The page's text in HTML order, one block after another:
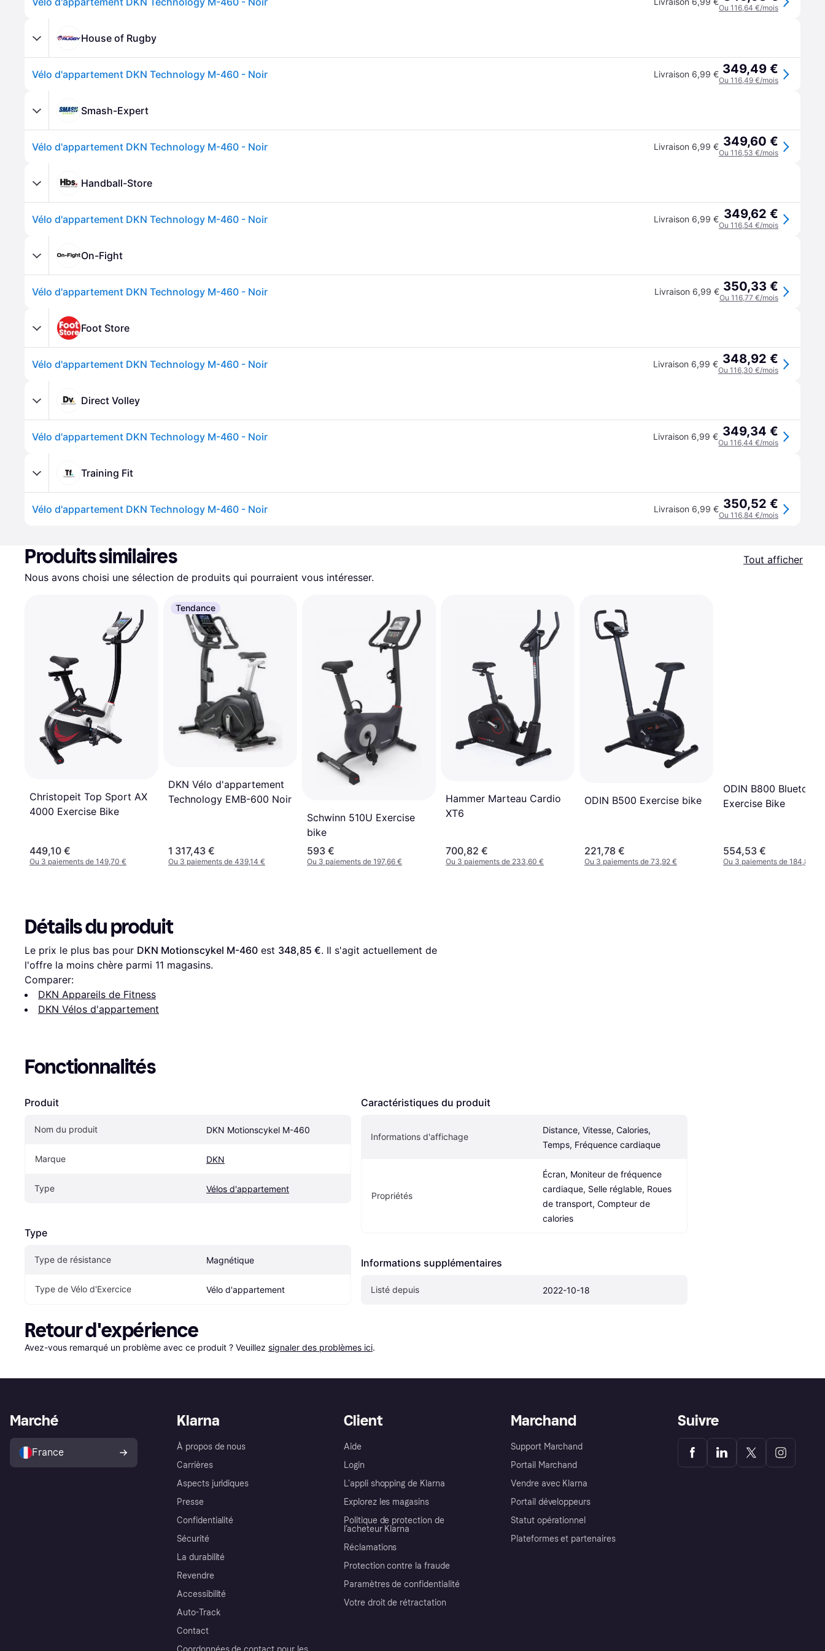
Ou 116,64 €/mois
House of Rugby
Vélo d'appartement DKN Technology M-460 - Noir Livraison 6,99 € 349,49 €
Ou 116,49 €/mois
Smash-Expert
Vélo d'appartement DKN Technology M-460 - Noir Livraison 6,99 € 349,60 €
Ou 116,53 €/mois
Handball-Store
Vélo d'appartement DKN Technology M-460 - Noir Livraison 6,99 € 349,62 €
Ou 116,54 €/mois
On-Fight
Vélo d'appartement DKN Technology M-460 - Noir Livraison 6,99 € 350,33 €
Ou 116,77 €/mois
Foot Store
Vélo d'appartement DKN Technology M-460 - Noir Livraison 6,99 € 348,92 €
Ou 116,30 €/mois
Direct Volley
Vélo d'appartement DKN Technology M-460 - Noir Livraison 6,99 € 349,34 €
Ou 116,44 €/mois
Training Fit
Vélo d'appartement DKN Technology M-460 - Noir Livraison 6,99 € 350,52 €
Ou 116,84 €/mois
Produits similaires
Tout afficher
Nous avons choisi une sélection de produits qui pourraient vous intéresser.
Christopeit Top Sport AX
4000 Exercise Bike
449,10 €
Ou 3 paiements de 149,70 €
Tendance
DKN Vélo d'appartement
Technology EMB-600 Noir
1 317,43 €
Ou 3 paiements de 439,14 €
Schwinn 510U Exercise
bike
593 €
Ou 3 paiements de 197,66 €
Hammer Marteau Cardio
XT6
700,82 €
Ou 3 paiements de 233,60 €
ODIN B500 Exercise bike
221,78 €
Ou 3 paiements de 73,92 €
ODIN B800 Bluetooth
Exercise Bike
554,53 €
Ou 3 paiements de 184,84 €
Détails du produit
Le prix le plus bas pour DKN Motionscykel M-460 est 348,85 €. Il s'agit actuellement de
l'offre la moins chère parmi 11 magasins.
Comparer:
DKN Appareils de Fitness
DKN Vélos d'appartement
Fonctionnalités
Produit
Nom du produit DKN Motionscykel M-460
Marque DKN
Type Vélos d'appartement
Type
Type de résistance Magnétique
Type de Vélo d'Exercice Vélo d'appartement
Caractéristiques du produit
Informations d'affichage
Distance, Vitesse, Calories,
Temps, Fréquence cardiaque
Propriétés
Écran, Moniteur de fréquence
cardiaque, Selle réglable, Roues
de transport, Compteur de
calories
Informations supplémentaires
Listé depuis 2022-10-18
Retour d'expérience
Avez-vous remarqué un problème avec ce produit ? Veuillez signaler des problèmes ici.
Klarna
À propos de nous
Carrières
Aspects juridiques
Presse
Confidentialité
Sécurité
La durabilité
Revendre
Accessibilité
Auto-Track
Contact
Client
Aide
Login
L'appli shopping de Klarna
Explorez les magasins
Politique de protection de
l’acheteur Klarna
Réclamations
Protection contre la fraude
Paramètres de confidentialité
Votre droit de rétractation
Marchand
Support Marchand
Portail Marchand
Vendre avec Klarna
Portail développeurs
Statut opérationnel
Plateformes et partenaires
Marché
France
Suivre